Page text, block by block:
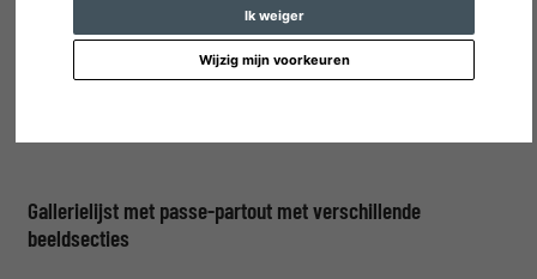
Ik weiger
Wijzig mijn voorkeuren
Multi fotolijsten
Veel lijst voor veel foto's
Gallerielijst met passe-partout met verschillende
beeldsecties